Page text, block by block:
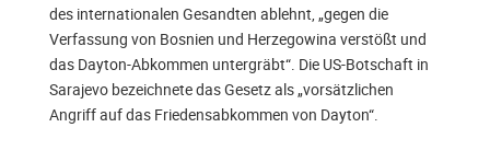
des internationalen Gesandten ablehnt, „gegen die
Verfassung von Bosnien und Herzegowina verstößt und
das Dayton-Abkommen untergräbt“. Die US-Botschaft in
Sarajevo bezeichnete das Gesetz als „vorsätzlichen
Angriff auf das Friedensabkommen von Dayton“.